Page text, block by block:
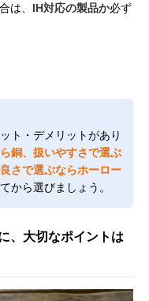
は、 IH対応の製品か必ず
ト・デメリットがあり
銅、扱いやすさで選ぶ
さで選ぶならホーロー
から選びましょう。
、大切なポイントは